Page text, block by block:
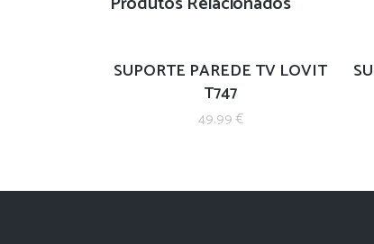
SUPORTE PAREDE TV LOVIT
T747
49.99 €